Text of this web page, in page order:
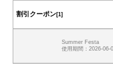
割引クーポン[1]
Summer Festa
使用期間：2026-06-